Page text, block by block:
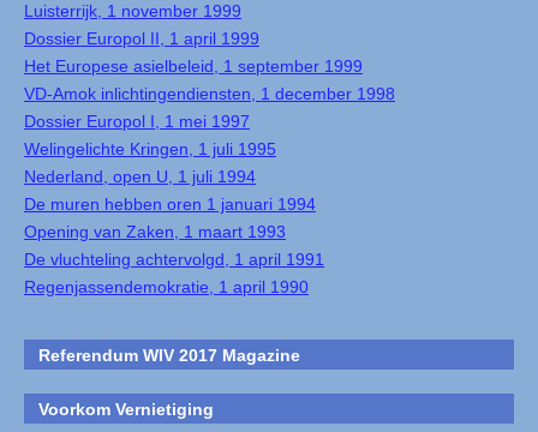
Luisterrijk, 1 november 1999
Dossier Europol II, 1 april 1999
Het Europese asielbeleid, 1 september 1999
VD-Amok inlichtingendiensten, 1 december 1998
Dossier Europol I, 1 mei 1997
Welingelichte Kringen, 1 juli 1995
Nederland, open U, 1 juli 1994
De muren hebben oren 1 januari 1994
Opening van Zaken, 1 maart 1993
De vluchteling achtervolgd, 1 april 1991
Regenjassendemokratie, 1 april 1990
Referendum WIV 2017 Magazine
Voorkom Vernietiging